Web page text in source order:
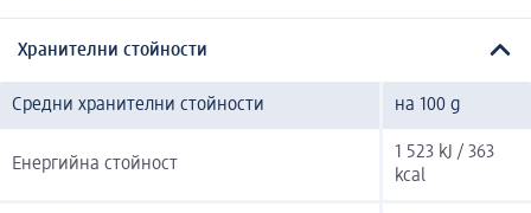
Хранителни стойности
Средни хранителни стойности на 100 g
Енергийна стойност
1 523 kJ / 363
kcal